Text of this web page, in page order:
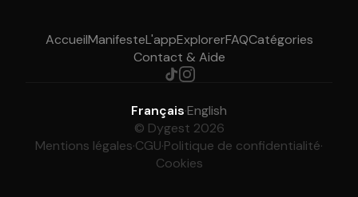
AccueilManifesteL'appExplorerFAQCatégories
Contact & Aide
Français·English
© Dygest 2026
Mentions légales·CGU·Politique de confidentialité·
Cookies